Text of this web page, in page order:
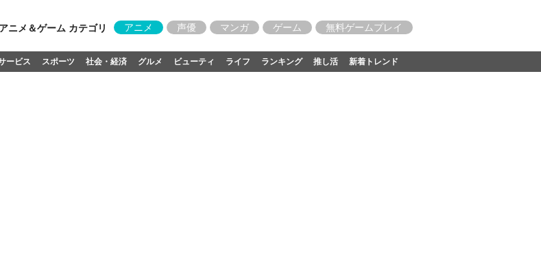
アニメ＆ゲーム カテゴリ アニメ 声優 マンガ ゲーム 無料ゲームプレイ
ービス スポーツ 社会・経済 グルメ ビューティ ライフ ランキング 推し活 新着トレンド